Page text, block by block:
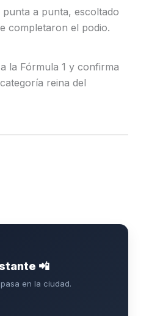
a punta, escoltado
completaron el podio.
la Fórmula 1 y confirma
reina del
📲
en la ciudad.